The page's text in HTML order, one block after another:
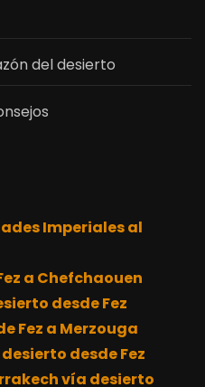
del desierto
Imperiales al
a Chefchaouen
desde Fez
Fez a Merzouga
desde Fez
vía desierto